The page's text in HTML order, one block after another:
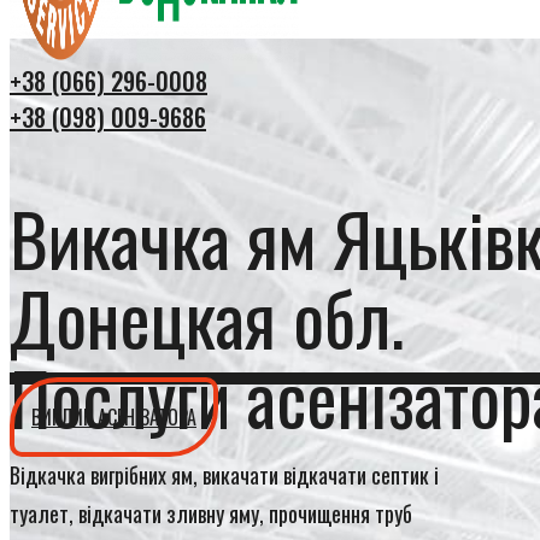
+38 (066) 296-0008
+38 (098) 009-9686
Викачка ям
Донецкая обл.
Послуги
ВИКЛИК АСЕНІЗАТОРА
Відкачка вигрібних ям, викачати відкачати септик і
туалет, відкачати зливну яму, прочищення труб